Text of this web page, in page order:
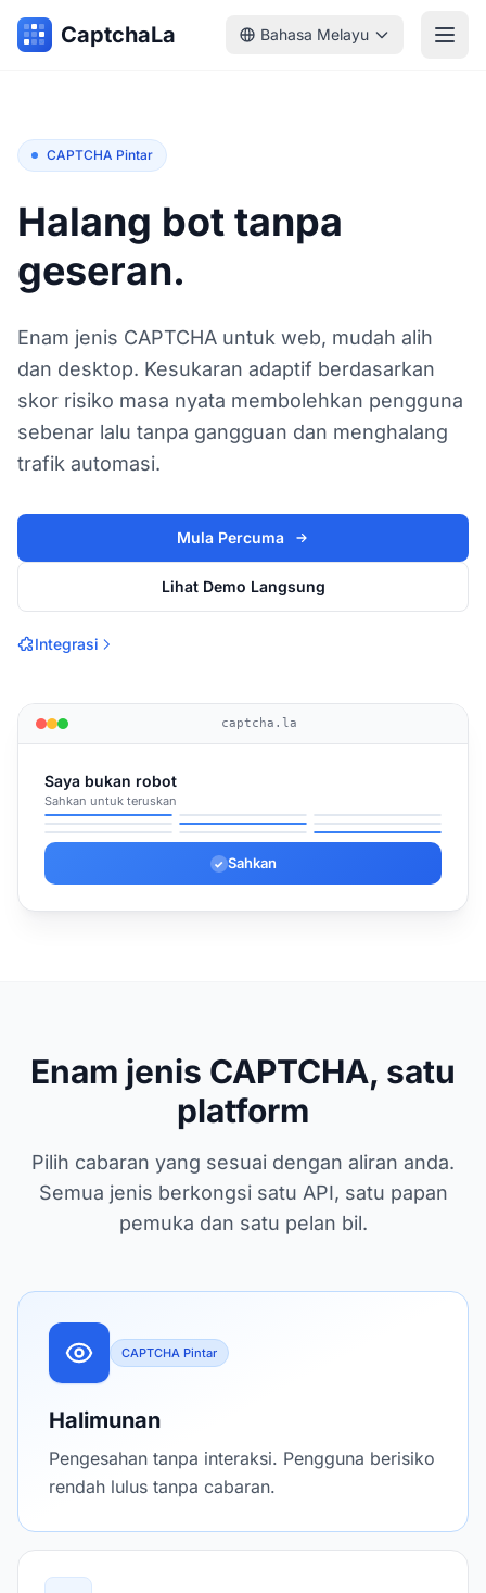
CaptchaLa Bahasa Melayu
CAPTCHA Pintar
Halang bot tanpa
geseran.
Enam jenis CAPTCHA untuk web, mudah alih
dan desktop. Kesukaran adaptif berdasarkan
skor risiko masa nyata membolehkan pengguna
sebenar lalu tanpa gangguan dan menghalang
trafik automasi.
Mula Percuma
Lihat Demo Langsung
Integrasi
captcha.la
Saya bukan robot
Sahkan untuk teruskan
✓
✓
✓
✓ Sahkan
Enam jenis CAPTCHA, satu
platform
Pilih cabaran yang sesuai dengan aliran anda.
Semua jenis berkongsi satu API, satu papan
pemuka dan satu pelan bil.
CAPTCHA Pintar
Halimunan
Pengesahan tanpa interaksi. Pengguna berisiko
rendah lulus tanpa cabaran.